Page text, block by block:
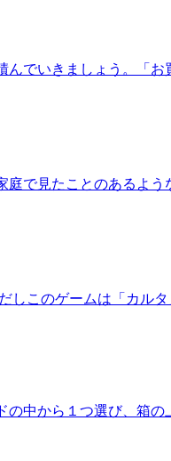
でいきましょう。「お
で見たことのあるよう
しこのゲームは「カル
中から１つ選び、箱